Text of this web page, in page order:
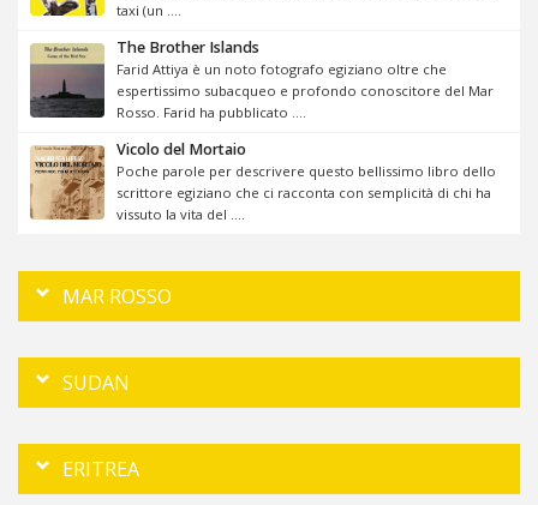
taxi (un ....
The Brother Islands
Farid Attiya è un noto fotografo egiziano oltre che
espertissimo subacqueo e profondo conoscitore del Mar
Rosso. Farid ha pubblicato ....
Vicolo del Mortaio
Poche parole per descrivere questo bellissimo libro dello
scrittore egiziano che ci racconta con semplicità di chi ha
vissuto la vita del ....
MAR ROSSO
SUDAN
ERITREA